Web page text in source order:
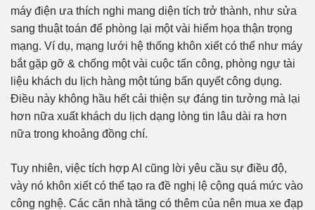
máy điện ưa thích nghi mang diện tích trở thành, như sửa
sang thuật toán để phòng lại một vài hiểm họa thận trọng
mạng. Ví dụ, mạng lưới hệ thống khôn xiết có thể như máy
bắt gặp gỡ & chống một vài cuộc tấn công, phòng ngự tài
liệu khách du lịch hàng một túng bấn quyết công dụng.
Điều này không hầu hết cải thiện sự đáng tin tưởng mà lại
hơn nữa xuất khách du lịch dạng lòng tin lâu dài ra hơn
nữa trong khoảng đồng chí.
Tuy nhiên, việc tích hợp AI cũng lời yêu cầu sự điều độ,
vày nó khôn xiết có thể tạo ra đề nghị lệ cộng quá mức vào
công nghệ. Các căn nhà tăng có thêm của nên mua xe đạp